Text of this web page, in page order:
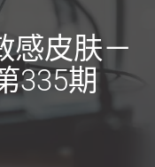
感皮肤－
335期